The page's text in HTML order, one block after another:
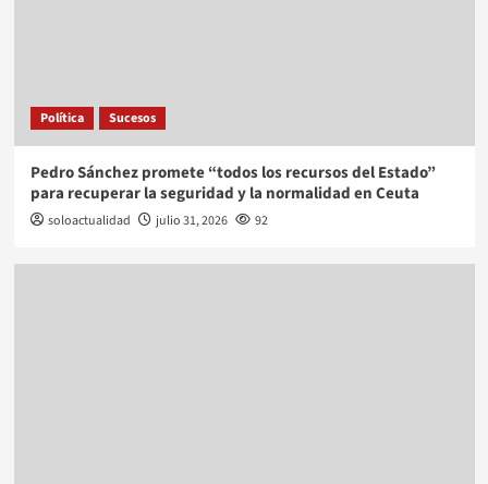
Política Sucesos
Pedro Sánchez promete “todos los recursos del Estado”
para recuperar la seguridad y la normalidad en Ceuta
soloactualidad julio 31, 2026 92